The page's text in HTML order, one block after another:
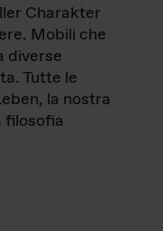
Charakter
Mobili che
diverse
Tutte le
la nostra
filosofia